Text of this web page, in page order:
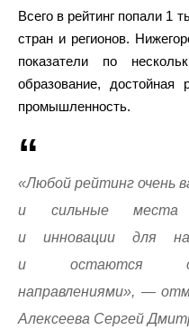
Всего в рейтинг попали 1
стран и регионов.
показатели по
образование, достойная
промышленность.
«Любой рейтинг очень
и сильные места
и инновации для
и остаются
направлениями», —
Алексеева Сергей